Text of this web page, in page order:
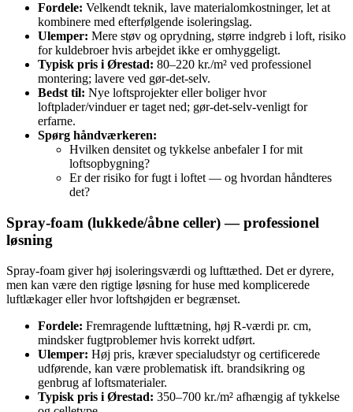
Fordele: Velkendt teknik, lave materialomkostninger, let at
kombinere med efterfølgende isoleringslag.
Ulemper: Mere støv og oprydning, større indgreb i loft, risiko
for kuldebroer hvis arbejdet ikke er omhyggeligt.
Typisk pris i Ørestad: 80–220 kr./m² ved professionel
montering; lavere ved gør‑det‑selv.
Bedst til: Nye loftsprojekter eller boliger hvor
loftplader/vinduer er taget ned; gør‑det‑selv‑venligt for
erfarne.
Spørg håndværkeren:
Hvilken densitet og tykkelse anbefaler I for mit
loftsopbygning?
Er der risiko for fugt i loftet — og hvordan håndteres
det?
Spray‑foam (lukkede/åbne celler) — professionel
løsning
Spray‑foam giver høj isoleringsværdi og lufttæthed. Det er dyrere,
men kan være den rigtige løsning for huse med komplicerede
luftlækager eller hvor loftshøjden er begrænset.
Fordele: Fremragende lufttætning, høj R‑værdi pr. cm,
mindsker fugtproblemer hvis korrekt udført.
Ulemper: Høj pris, kræver specialudstyr og certificerede
udførende, kan være problematisk ift. brandsikring og
genbrug af loftsmaterialer.
Typisk pris i Ørestad: 350–700 kr./m² afhængig af tykkelse